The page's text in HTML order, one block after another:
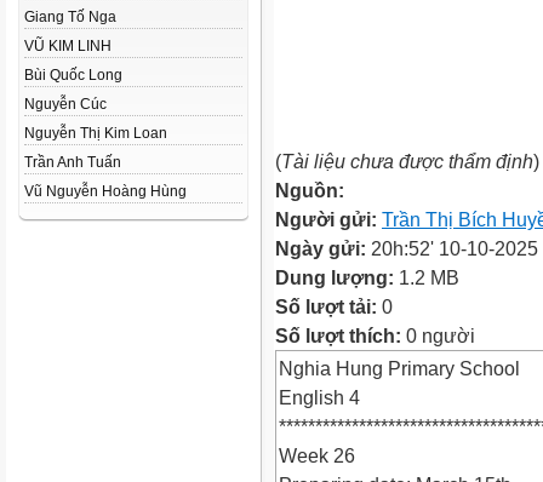
Giang Tố Nga
VŨ KIM LINH
Bùi Quốc Long
Nguyễn Cúc
Nguyễn Thị Kim Loan
Trần Anh Tuấn
Vũ Nguyễn Hoàng Hùng
(Tài liệu chưa được thẩm định)
Nguồn:
Người gửi: Trần Thị Bích
Ngày gửi: 20h:52' 10-10-2025
Dung lượng: 1.2 MB
Số lượt tải: 0
Số lượt thích: 0 người
Nghia Hung Primary School
English 4
Week 26